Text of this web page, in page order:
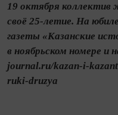
19 октября коллектив
своё 25-летие. На
газеты «Казанские
в ноябрьском номере и
journal.ru/kazan-i-
ruki-druzya